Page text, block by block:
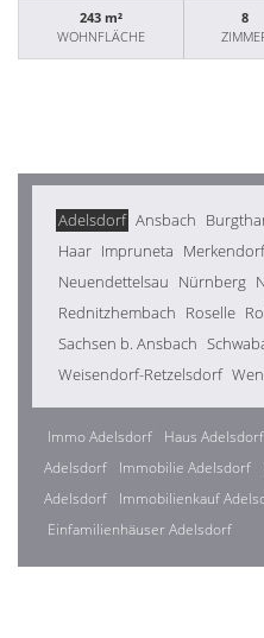
243 m²
WOHNFLÄCHE
8
Adelsdorf Ansbach
Haar Impruneta Merkendorf
Neuendettelsau Nürnberg
Rednitzhembach Roselle
Sachsen b. Ansbach
Weisendorf-Retzelsdorf
Immo Adelsdorf Haus Adelsdorf
Adelsdorf
Immobilie Adelsdorf
Adelsdorf
Immobilienkauf
Einfamilienhäuser Adelsdorf